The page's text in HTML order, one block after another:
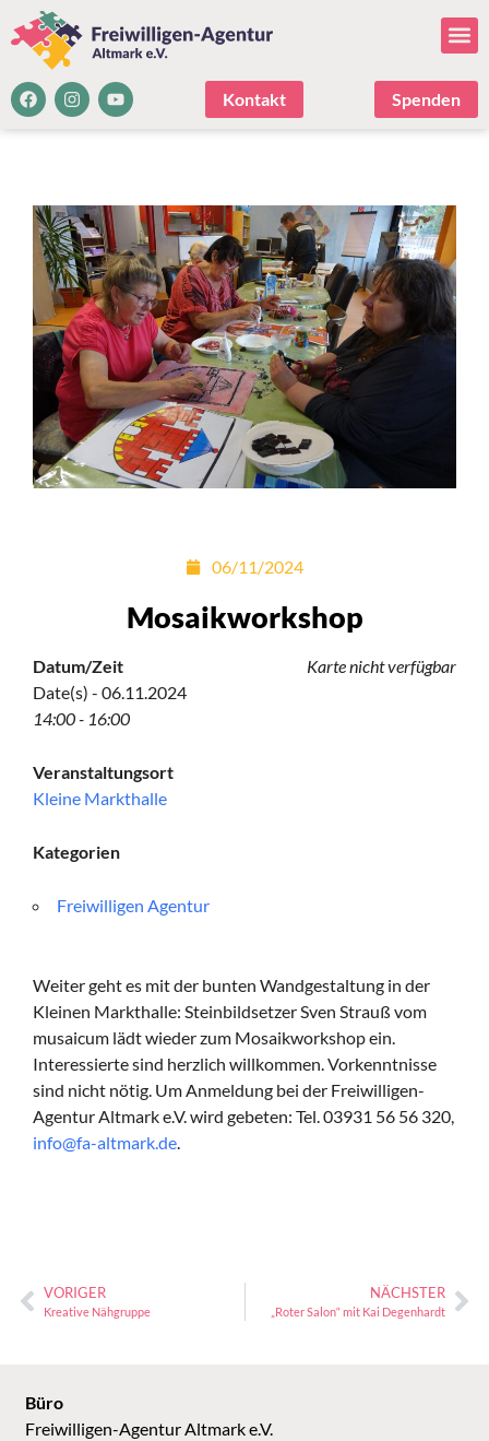
Kontakt Spenden
06/11/2024
Mosaikworkshop
Karte nicht verfügbar
Datum/Zeit
Date(s) - 06.11.2024
14:00 - 16:00
Veranstaltungsort
Kleine Markthalle
Kategorien
Freiwilligen Agentur
Weiter geht es mit der bunten Wandgestaltung in der
Kleinen Markthalle: Steinbildsetzer Sven Strauß vom
musaicum lädt wieder zum Mosaikworkshop ein.
Interessierte sind herzlich willkommen. Vorkenntnisse
sind nicht nötig. Um Anmeldung bei der Freiwilligen-
Agentur Altmark e.V. wird gebeten: Tel. 03931 56 56 320,
info@fa-altmark.de
VORIGER
Kreative Nähgruppe
NÄCHSTER
„Roter Salon“ mit Kai Degenhardt
Büro
Freiwilligen-Agentur Altmark e.V.